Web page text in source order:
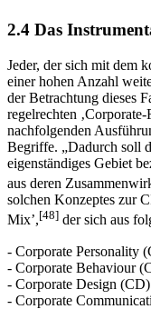
Jeder, der sich mit dem
einer hohen Anzahl
der Betrachtung dieses
regelrechten
nachfolgenden
Begriffe. „Dadurch soll
eigenständiges Gebiet
aus deren
solchen Konzeptes zur
- Corporate Personality
- Corporate Behaviour
- Corporate Design (CD)